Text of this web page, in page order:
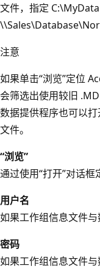
文件，指定
注意
如果单击“浏览”定位
会筛选出使用较旧
数据提供程序也可以
文件。
“浏览”
通过使用“打开”对话框
用户名
如果工作组信息文件与
密码
如果工作组信息文件与